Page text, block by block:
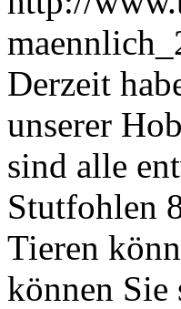
Derzeit
unserer
sind alle
Stutfohlen
Tieren
können Sie